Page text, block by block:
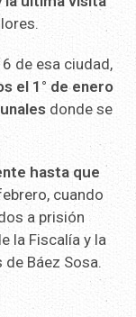
de esa ciudad,
el 1° de enero
donde se
hasta que
cuando
a prisión
la Fiscalía y la
Báez Sosa.